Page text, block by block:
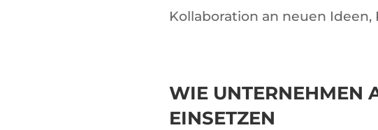
Kollaboration an neuen
WIE UNTERNEHMEN
EINSETZEN